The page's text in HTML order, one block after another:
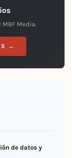
Media.
→
de datos y